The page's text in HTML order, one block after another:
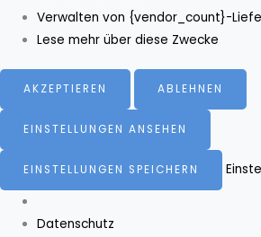
Verwalten von {vendor_count}-
Lese mehr über diese Zwecke
AKZEPTIEREN ABLEHNEN
EINSTELLUNGEN ANSEHEN
EINSTELLUNGEN SPEICHERN
Datenschutz